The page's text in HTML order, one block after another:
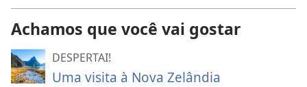
Achamos que você vai gostar
DESPERTAI!
Uma visita à Nova Zelândia